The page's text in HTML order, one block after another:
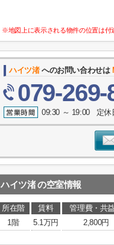
※地図上に表示される物件の位置は付
ハイツ渚へのお問い合わせは
079-269-
09:30 ～ 19:00 定休
ハイツ渚 の空室情報
所在階 賃料 管理費・共
1階
5.1万円 2,800円